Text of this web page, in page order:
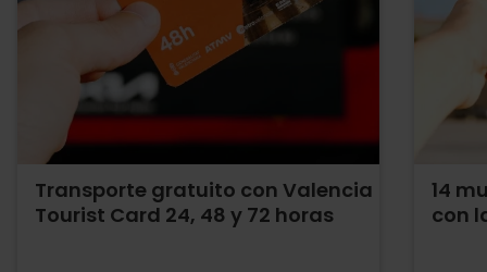
Transporte gratuito con Valencia
Tourist Card 24, 48 y 72 horas
14
con